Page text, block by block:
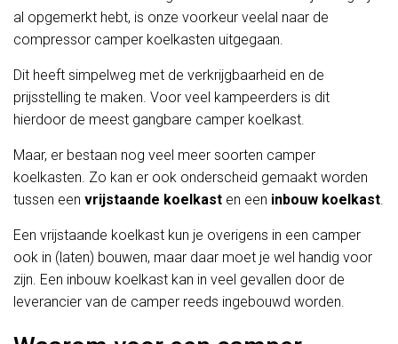
al opgemerkt hebt, is onze voorkeur veelal naar de
compressor camper koelkasten uitgegaan.
Dit heeft simpelweg met de verkrijgbaarheid en de
prijsstelling te maken. Voor veel kampeerders is dit
hierdoor de meest gangbare camper koelkast.
Maar, er bestaan nog veel meer soorten camper
koelkasten. Zo kan er ook onderscheid gemaakt worden
tussen een vrijstaande koelkast en een inbouw koelkast.
Een vrijstaande koelkast kun je overigens in een camper
ook in (laten) bouwen, maar daar moet je wel handig voor
zijn. Een inbouw koelkast kan in veel gevallen door de
leverancier van de camper reeds ingebouwd worden.